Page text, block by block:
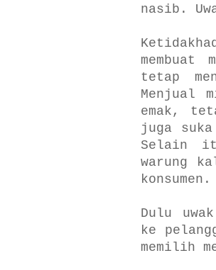
nasib.
tetap
Menjual
emak,
juga
Selain
warung
konsumen.
Dulu
ke
memilih